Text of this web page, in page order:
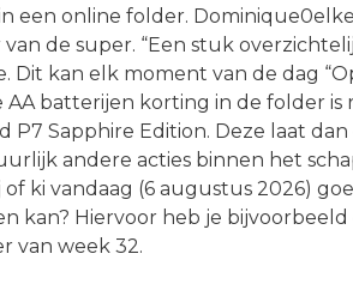
een online folder.
de super. “Een stuk
Dit kan elk moment van de dag
AA batterijen korting in de folder is
P7 Sapphire Edition. Deze laat
andere acties binnen het
ki vandaag (6 augustus 2026)
kan? Hiervoor heb je
van week 32.